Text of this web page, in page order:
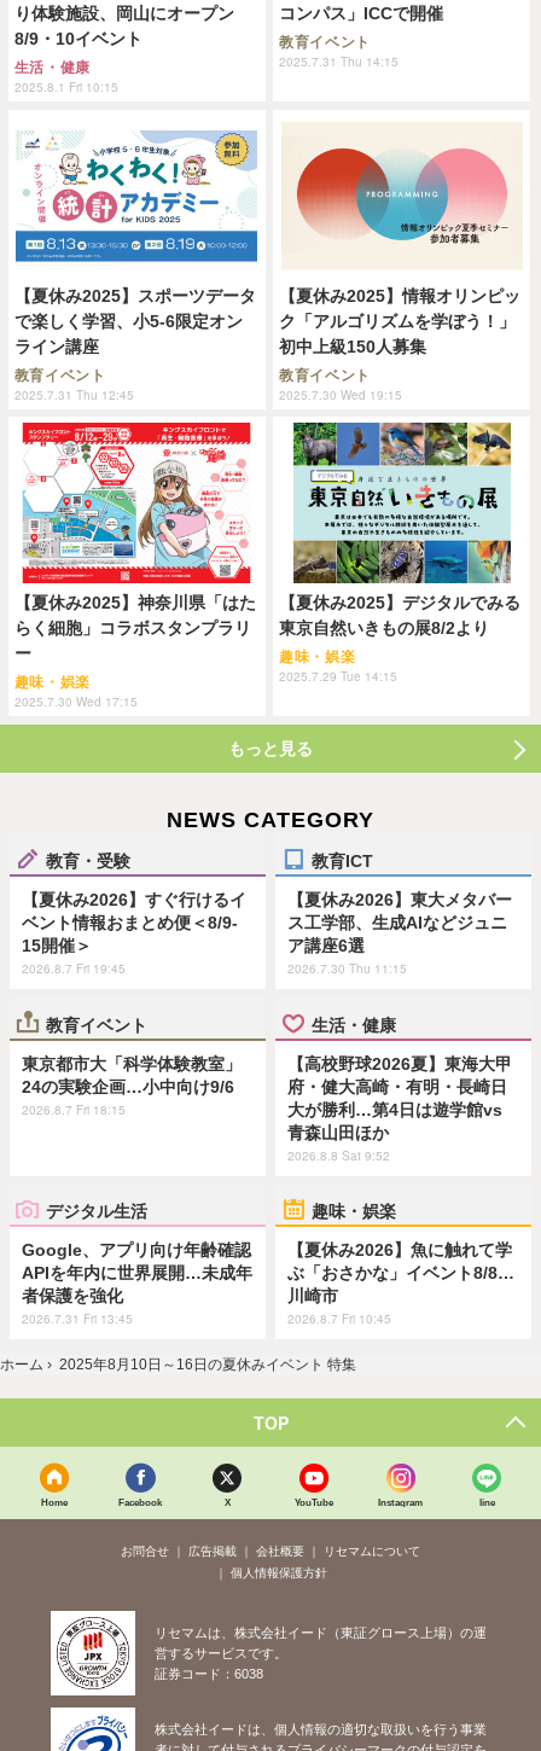
り体験施設、岡山にオープン
8/9・10イベント
生活・健康
2025.8.1 Fri 10:15
コンパス」ICCで開催
教育イベント
2025.7.31 Thu 14:15
【夏休み2025】スポーツデータ
で楽しく学習、小5-6限定オン
ライン講座
教育イベント
2025.7.31 Thu 12:45
【夏休み2025】情報オリンピッ
ク「アルゴリズムを学ぼう！」
初中上級150人募集
教育イベント
2025.7.30 Wed 19:15
【夏休み2025】神奈川県「はた
らく細胞」コラボスタンプラリ
ー
趣味・娯楽
2025.7.30 Wed 17:15
【夏休み2025】デジタルでみる
東京自然いきもの展8/2より
趣味・娯楽
2025.7.29 Tue 14:15
もっと見る
NEWS CATEGORY
教育・受験
【夏休み2026】すぐ行けるイ
ベント情報おまとめ便＜8/9-
15開催＞
2026.8.7 Fri 19:45
教育ICT
【夏休み2026】東大メタバー
ス工学部、生成AIなどジュニ
ア講座6選
2026.7.30 Thu 11:15
教育イベント
東京都市大「科学体験教室」
24の実験企画…小中向け9/6
2026.8.7 Fri 18:15
生活・健康
【高校野球2026夏】東海大甲
府・健大高崎・有明・長崎日
大が勝利…第4日は遊学館vs
青森山田ほか
2026.8.8 Sat 9:52
デジタル生活
Google、アプリ向け年齢確認
APIを年内に世界展開…未成年
者保護を強化
2026.7.31 Fri 13:45
趣味・娯楽
【夏休み2026】魚に触れて学
ぶ「おさかな」イベント8/8…
川崎市
2026.8.7 Fri 10:45
ホーム › 2025年8月10日～16日の夏休みイベント 特集
TOP
Home Facebook X YouTube Instagram line
お問合せ 広告掲載 会社概要
リセマムについて
個人情報保護方針
リセマムは、株式会社イード（東証グロース上場）の運
営するサービスです。
証券コード：6038
株式会社イードは、個人情報の適切な取扱いを行う事業